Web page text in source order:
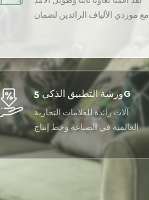
مع موردي الألياف الرائدين لضمان
ورشة التطبيق الذكي 5G
آلات رائدة للعلامات التجارية
العالمية في الصناعة وخط إنتاج
أوتوماتيكي بالكامل